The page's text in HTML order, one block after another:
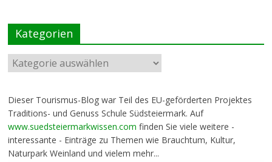
Kategorien
Dieser Tourismus-Blog war Teil des EU-geförderten Projektes
Traditions- und Genuss Schule Südsteiermark. Auf
www.suedsteiermarkwissen.com finden Sie viele weitere -
interessante - Einträge zu Themen wie Brauchtum, Kultur,
Naturpark Weinland und vielem mehr...